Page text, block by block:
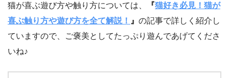
猫が喜ぶ遊び方や触り方については、 『猫好き必見！猫が
喜ぶ触り方や遊び方を全て解説！ 』 の記事で詳しく紹介し
ていますので、ご褒美としてたっぷり遊んであげてくださ
いね♪